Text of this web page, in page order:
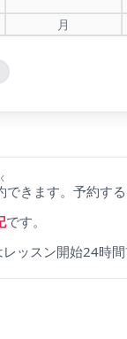
月
できます。予約す
です。
ッスン開始24時間